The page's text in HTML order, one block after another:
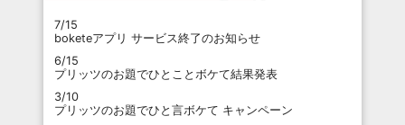
7/15
boketeアプリ サービス終了のお知らせ
6/15
プリッツのお題でひとことボケて結果発表
3/10
プリッツのお題でひと言ボケて キャンペーン